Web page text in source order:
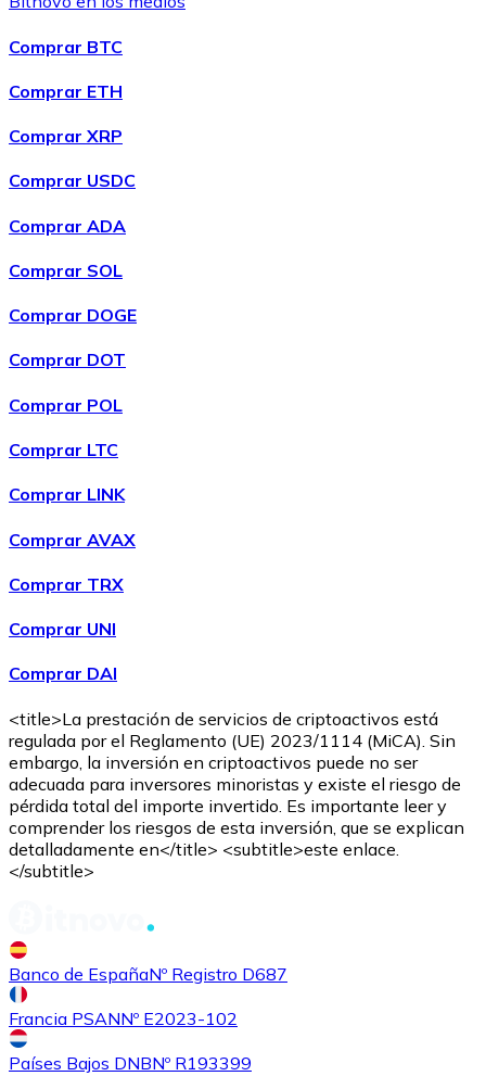
OMG Network te avisaremos por correo electrónico para
realizar la compra pasadas 24 horas y en caso de volver a
Comprar BTC
Comprar ETH
Comprar XRP
Comprar USDC
Comprar ADA
Comprar SOL
Comprar DOGE
Comprar DOT
Comprar POL
Comprar LTC
Comprar LINK
Comprar AVAX
Comprar TRX
Comprar UNI
Comprar DAI
<title>La prestación de servicios de criptoactivos está
regulada por el Reglamento (UE) 2023/1114 (MiCA). Sin
embargo, la inversión en criptoactivos puede no ser
adecuada para inversores minoristas y existe el riesgo de
pérdida total del importe invertido. Es importante leer y
comprender los riesgos de esta inversión, que se explican
detalladamente en</title> <subtitle>este enlace.
</subtitle>
Banco de EspañaNº Registro D687
Francia PSANNº E2023-102
Países Bajos DNBNº R193399